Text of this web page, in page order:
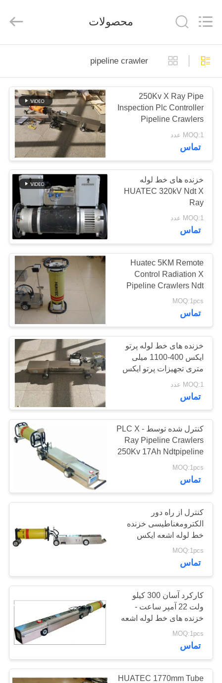
خانه
محصولات
درباره
تور
کارخانه
کنترل
کیفیت
تماس
بگیرید
درخواست
نقل قول
نقشه
سایت
PRIVACY
POLICY
CORPORATION.
محصولات
pipeline crawler
250Kv X Ray Pipe
Inspection Plc Controller
Pipeline Crawlers
MOQ:1 عدد
تماس
خزنده های خط لوله
HUATEC 320kV Ndt X
Ray
MOQ:1 عدد
تماس
Huatec 5KM Remote
Control Radiation X
Pipeline Crawlers Ndt
Crawler Radiography
Pipeline Inspection
MOQ:1pcs
تماس
خزنده های خط لوله پرتو
ایکس 400-1100 میلی
متری تجهیزات پرتو ایکس
Ndt 250kv 17ah
MOQ:1 عدد
تماس
کنترل شده توسط PLC X -
Ray Pipeline Crawlers
250Kv 17Ah Ndtpipeline
Crawler Machine Ray X
MOQ:1pcs
تماس
کنترل از راه دور
الکترومغناطیسی خزنده
خط لوله اشعه ایکس
خزنده جوش تست دستگاه
اشعه ایکس خزنده خط
MOQ:1pcs
تماس
کارکرد آسان 300 کیلو
ولت 22 آمپر ساعت -
خزنده های خط لوله اشعه
ایکس رادیوگرافی بازرسی
خط لوله تست جوش اشعه
ایکس
MOQ:1pcs
تماس
HUATEC 1770mm Tube